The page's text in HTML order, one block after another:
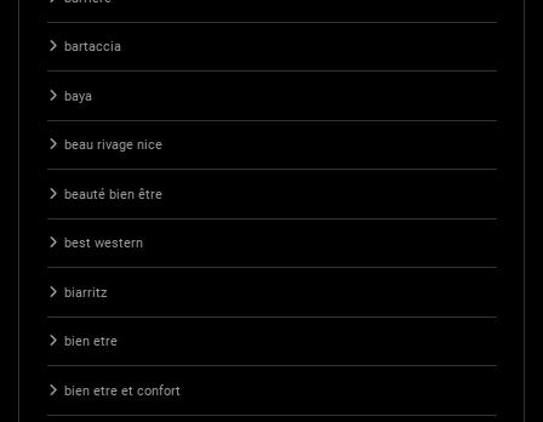
bartaccia
baya
beau rivage nice
beauté bien être
best western
biarritz
bien etre
bien etre et confort